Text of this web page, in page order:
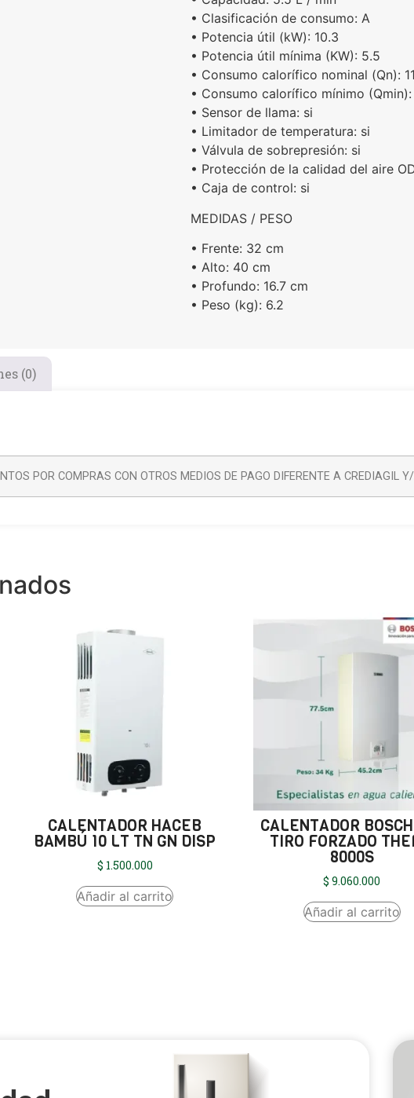
• Clasificación de consumo: A
• Potencia útil (kW): 10.3
• Potencia útil mínima (KW): 5.5
• Consumo calorífico nominal (Qn):
• Consumo calorífico mínimo (Qmin):
• Sensor de llama: si
• Limitador de temperatura: si
• Válvula de sobrepresión: si
• Protección de la calidad del aire
• Caja de control: si
MEDIDAS / PESO
• Frente: 32 cm
• Alto: 40 cm
• Profundo: 16.7 cm
• Peso (kg): 6.2
(0)
POR COMPRAS CON OTROS MEDIOS DE PAGO DIFERENTE A CREDIAGIL
CALENTADOR HACEB
BAMBÚ 10 LT TN GN DISP
$ 1.500.000
Añadir al carrito
CALENTADOR
TIRO FORZADO
8000S
$ 9.060.000
Añadir al carrito